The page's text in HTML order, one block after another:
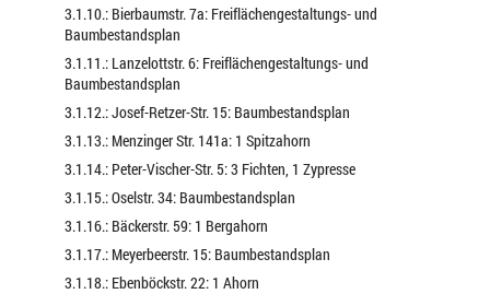
3.1.10.: Bierbaumstr. 7a: Freiflächengestaltungs- und
Baumbestandsplan
3.1.11.: Lanzelottstr. 6: Freiflächengestaltungs- und
Baumbestandsplan
3.1.12.: Josef-Retzer-Str. 15: Baumbestandsplan
3.1.13.: Menzinger Str. 141a: 1 Spitzahorn
3.1.14.: Peter-Vischer-Str. 5: 3 Fichten, 1 Zypresse
3.1.15.: Oselstr. 34: Baumbestandsplan
3.1.16.: Bäckerstr. 59: 1 Bergahorn
3.1.17.: Meyerbeerstr. 15: Baumbestandsplan
3.1.18.: Ebenböckstr. 22: 1 Ahorn